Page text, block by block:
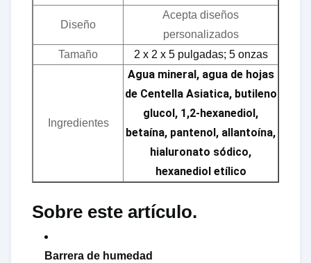
Diseño
Acepta diseños
personalizados
Tamaño
2 x 2 x 5 pulgadas; 5 onzas
Ingredientes
Agua mineral, agua de hojas
de Centella Asiatica, butileno
glucol, 1,2-hexanediol,
betaína, pantenol, allantoína,
hialuronato sódico,
hexanediol etílico
Sobre este artículo.
Barrera de humedad